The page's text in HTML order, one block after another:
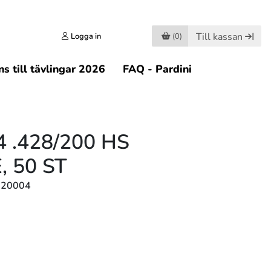
Logga in (0) Till kassan
till tävlingar 2026 FAQ - Pardini
.428/200 HS
50 ST